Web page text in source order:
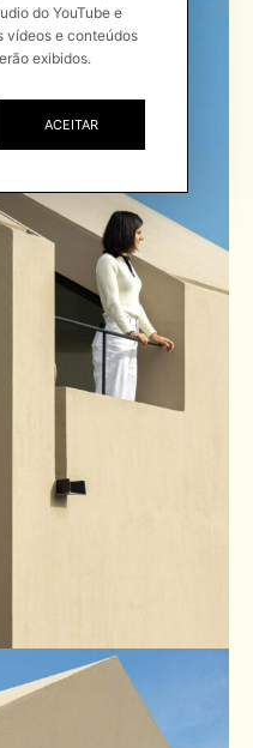
do YouTube e
vídeos e conteúdos
exibidos.
ACEITAR